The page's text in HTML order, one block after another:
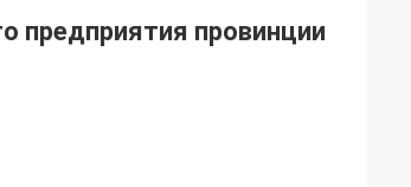
предприятия провинции